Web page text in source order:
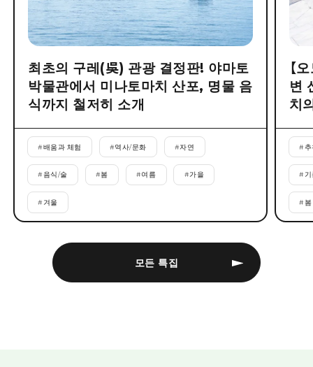
모든 특집
최초의 구레(吳) 관광 결정판! 야마토
박물관에서 미나토마치 산포, 명물 음
식까지 철저히 소개
#배움과 체험 #역사/문화 #자연
#음식/술 #봄 #여름 #가을
# 겨울
【
변
치
#
#
#봄